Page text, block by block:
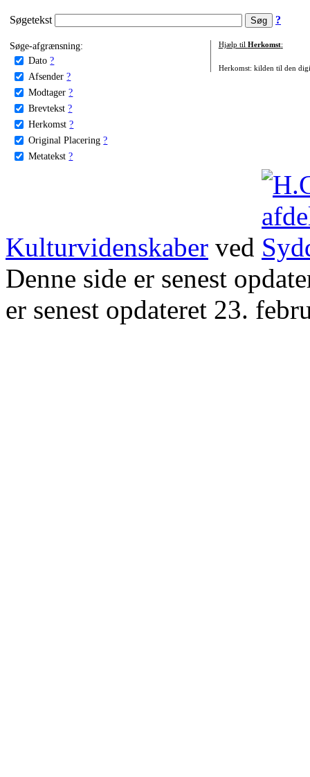
Søgetekst ?
Søge-afgrænsning:
Dato ?
Afsender ?
Modtager ?
Brevtekst ?
Herkomst ?
Original Placering ?
Metatekst ?
Hjælp til Herkomst:
Herkomst: kilden til den
Kulturvidenskaber ved
Denne side er senest
er senest opdateret 23.